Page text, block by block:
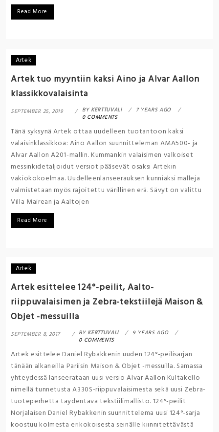
Read More
Artek
Artek tuo myyntiin kaksi Aino ja Alvar Aallon
klassikkovalaisinta
SEPTEMBER 25, 2019 BY KERTTUVALI
7 YEARS AGO
0 COMMENTS
Tänä syksynä Artek ottaa uudelleen tuotantoon kaksi
valaisinklassikkoa: Aino Aallon suunnitteleman AMA500- ja
Alvar Aallon A201-mallin. Kummankin valaisimen valkoiset
messinkidetaljoidut versiot pääsevät osaksi Artekin
vakiokokoelmaa. Uudelleenlanseerauksen kunniaksi malleja
valmistetaan myös rajoitettu värillinen erä. Sävyt on valittu
Villa Mairean ja Aaltojen
Read More
Artek
Artek esittelee 124°-peilit, Aalto-
riippuvalaisimen ja Zebra-tekstiilejä Maison &
Objet -messuilla
SEPTEMBER 8, 2017 BY KERTTUVALI
9 YEARS AGO
0 COMMENTS
Artek esittelee Daniel Rybakkenin uuden 124°-peilisarjan
tänään alkaneilla Pariisin Maison & Objet -messuilla. Samassa
yhteydessä lanseerataan uusi versio Alvar Aallon Kultakello-
nimellä tunnetusta A330S-riippuvalaisimesta sekä uusi Zebra-
tuoteperhettä täydentävä tekstiilimallisto. 124°-peilit
Norjalaisen Daniel Rybakkenin suunnittelema uusi 124°-sarja
koostuu kolmesta erikokoisesta seinälle kiinnitettävästä